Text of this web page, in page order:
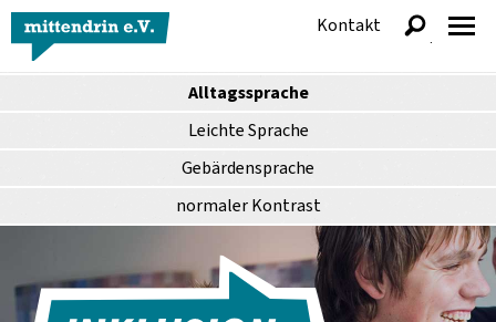
Alltagssprache
Leichte Sprache
Gebärdensprache
normalerKontrast
Kontakt
anzeigen